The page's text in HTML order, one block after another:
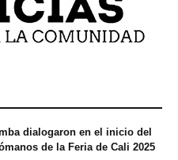
dialogaron en el inicio del
de la Feria de Cali 2025